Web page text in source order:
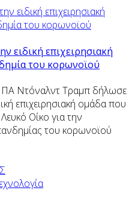
ειδική επιχειρησιακή
του κορωνοϊού
Ντόναλντ Τραμπ δήλωσε
επιχειρησιακή ομάδα που
Οίκο για την
του κορωνοϊού